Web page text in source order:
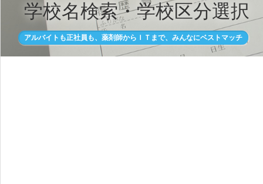
学校名検索・学校区分選択
アルバイトも正社員も、薬剤師からＩＴまで、みんなにベストマッチ